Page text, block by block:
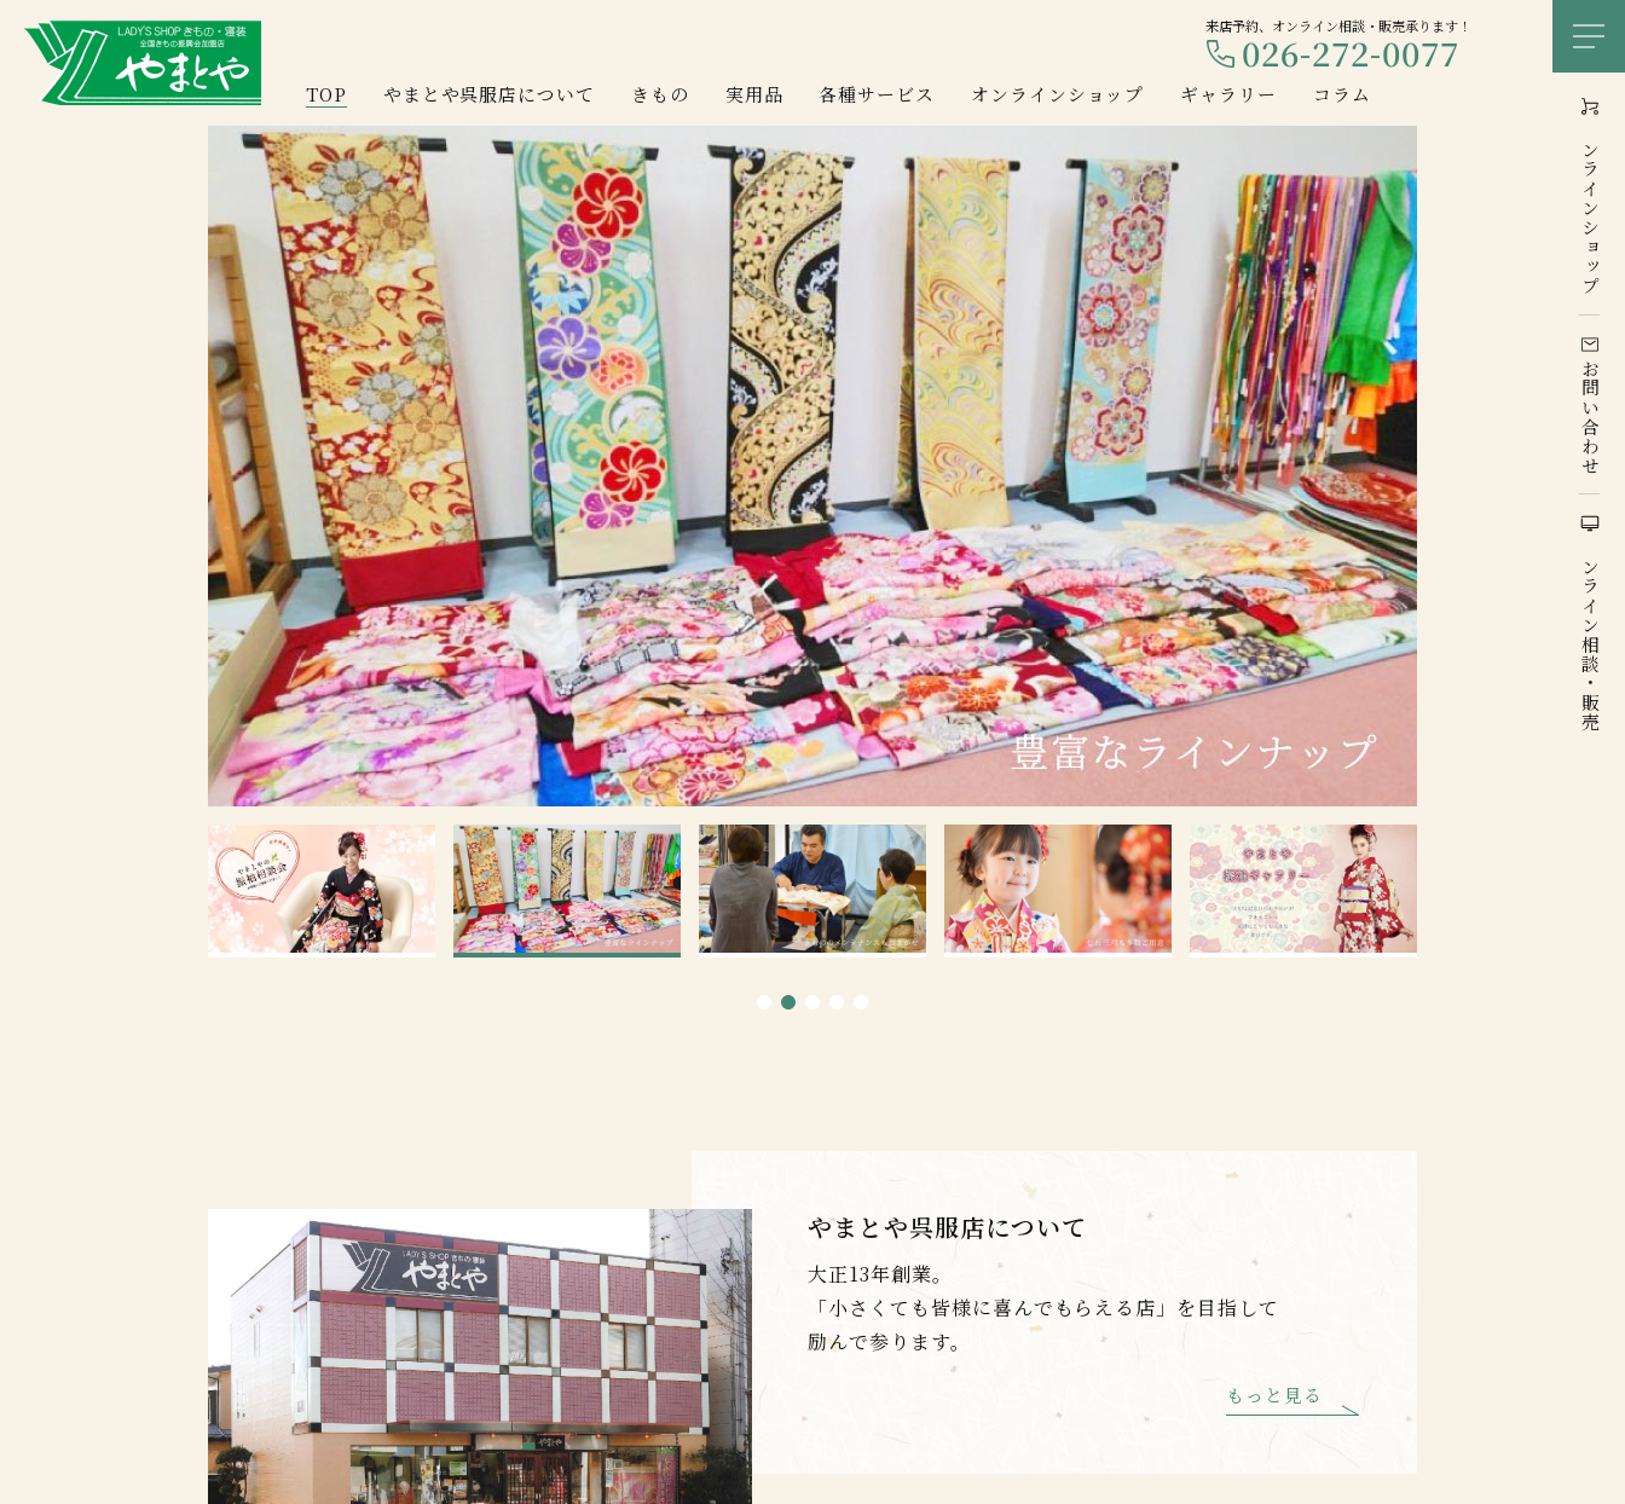
来店予約、オンライン相談・販売承ります！
026-272-0077
TOP やまとや呉服店について きもの 実用品 各種サービス オンラインショップ ギャラリー コラム
メ
オンライン
ショップ
お問い合わせ
オンライン
相談・販売
やまとや呉服店について
大正13年創業。
「小さくても皆様に喜んでもらえる店」を目指して
励んで参ります。
もっと見る